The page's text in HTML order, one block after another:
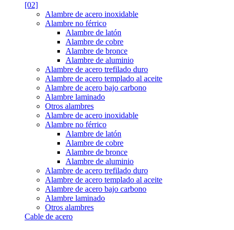
[02]
Alambre de acero inoxidable
Alambre no férrico
Alambre de latón
Alambre de cobre
Alambre de bronce
Alambre de aluminio
Alambre de acero trefilado duro
Alambre de acero templado al aceite
Alambre de acero bajo carbono
Alambre laminado
Otros alambres
Alambre de acero inoxidable
Alambre no férrico
Alambre de latón
Alambre de cobre
Alambre de bronce
Alambre de aluminio
Alambre de acero trefilado duro
Alambre de acero templado al aceite
Alambre de acero bajo carbono
Alambre laminado
Otros alambres
Cable de acero